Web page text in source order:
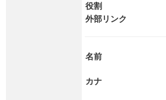
役割
外部リンク
名前
カナ